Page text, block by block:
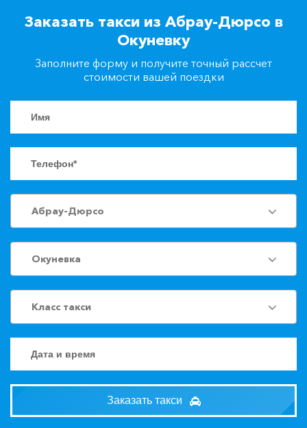
+7(861)217-90-04
Заказать такси
Заказать такси из Абрау-Дюрсо в
Окуневку
Заполните форму и получите точный рассчет
стоимости вашей поездки
Абрау-Дюрсо
Окуневка
Класс такси
Заказать такси